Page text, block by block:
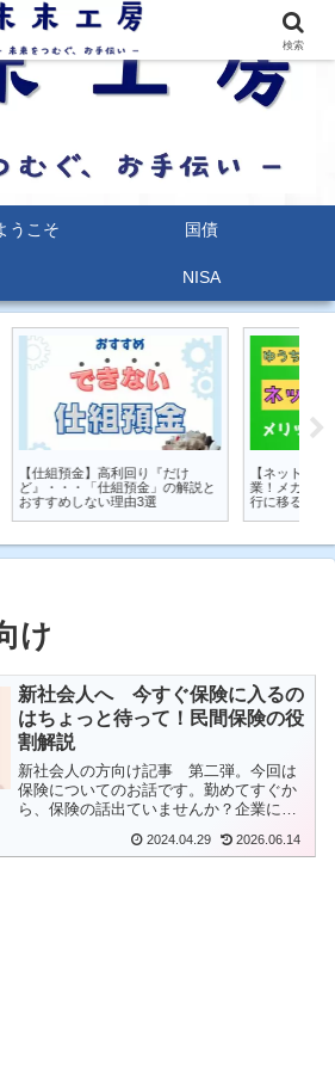
うこそ 国債
NISA
回り『だけ
預金」の解説と
由3選
【ネット銀行】ゆうちょ銀行卒
業！メガバンクを辞めてネット銀
行に移るメリット4つ紹介
け
新社会人へ 今すぐ保険に入るの
はちょっと待って！民間保険の役
割解説
新社会人の方向け記事 第二弾。今回は
保険についてのお話です。勤めてすぐか
ら、保険の話出ていませんか？企業によ
ろもあると思います。「みんなが買って
2024.04.29 2026.06.14
検索